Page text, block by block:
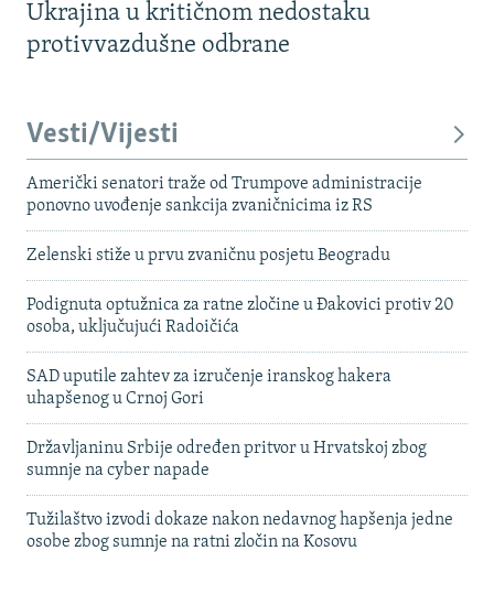
Ukrajina u kritičnom nedostaku
protivvazdušne odbrane
Vesti/Vijesti
Američki senatori traže od Trumpove administracije
ponovno uvođenje sankcija zvaničnicima iz RS
Zelenski stiže u prvu zvaničnu posjetu Beogradu
Podignuta optužnica za ratne zločine u Đakovici protiv 20
osoba, uključujući Radoičića
SAD uputile zahtev za izručenje iranskog hakera
uhapšenog u Crnoj Gori
Državljaninu Srbije određen pritvor u Hrvatskoj zbog
sumnje na cyber napade
Tužilaštvo izvodi dokaze nakon nedavnog hapšenja jedne
osobe zbog sumnje na ratni zločin na Kosovu